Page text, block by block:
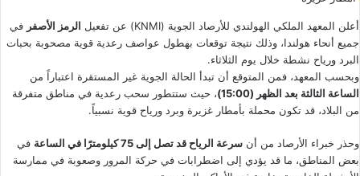
أعلن المعهد الملكي الهولندي للأرصاد الجوية (KNMI) عن تفعيل الرمز الأصفر في
جميع أنحاء هولندا، وذلك نتيجة توقعات بهطول عواصف رعدية قوية مصحوبة بحبات
البرد ورياح نشطة خلال يوم الثلاثاء.
وبحسب المعهد، فمن المتوقع أن تبدأ الحالة الجوية غير المستقرة اعتباراً من
الساعة الثالثة بعد الظهر (15:00)
، حيث ستتطور سحب رعدية في مناطق متفرقة
من البلاد، قد تكون محملة بأمطار غزيرة وبرد ورياح قوية نسبياً.
وحذر خبراء الأرصاد من أن سرعة الرياح قد تصل إلى 75 كيلومترًا في الساعة
في
بعض المناطق، ما قد يؤدي إلى اضطرابات في حركة المرور وصعوبة في ممارسة